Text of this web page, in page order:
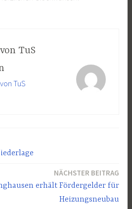
TuS
TuS
NÄCHSTER BEITRAG
erhält Fördergelder für
Heizungsneubau